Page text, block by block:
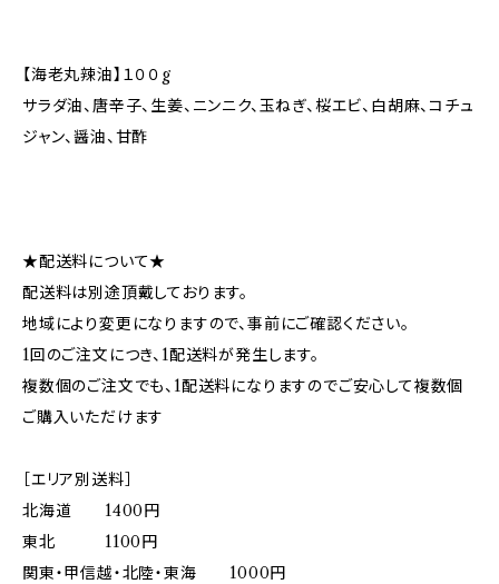
【海老丸辣油】１００g
サラダ油、唐辛子、生姜、ニンニク、玉ねぎ、桜エビ、白胡麻、コチュ
ジャン、醤油、甘酢
★配送料について★
配送料は別途頂戴しております。
地域により変更になりますので、事前にご確認ください。
1回のご注文につき、1配送料が発生します。
複数個のご注文でも、1配送料になりますのでご安心して複数個
ご購入いただけます
［エリア別送料］
北海道 1400円
東北 1100円
関東・甲信越・北陸・東海 1000円